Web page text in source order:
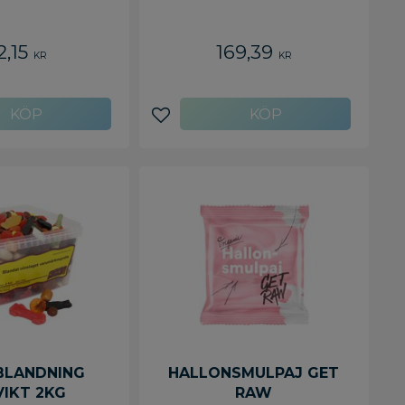
KR 169,39 KR
Lägg till i favoriter
2KG
HALLONSMULPAJ GET
RAW